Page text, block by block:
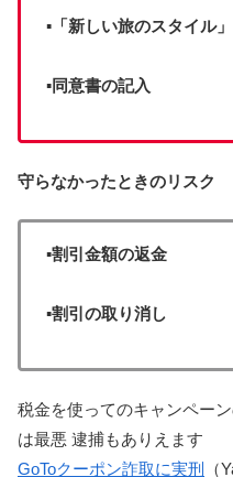
▪「新しい旅のスタイル
▪同意書の記入
守らなかったときのリスク
▪割引金額の返金
▪割引の取り消し
税金を使ってのキャンペー
は最悪 逮捕もありえます
GoToクーポン詐取に実刑
（